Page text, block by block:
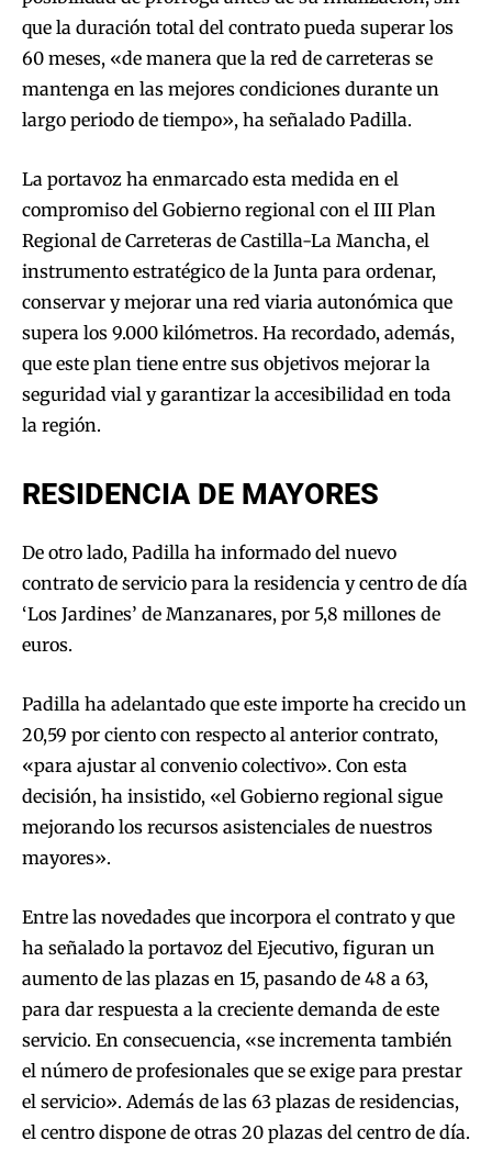
que la duración total del contrato pueda superar los
60 meses, «de manera que la red de carreteras se
mantenga en las mejores condiciones durante un
largo periodo de tiempo», ha señalado Padilla.
La portavoz ha enmarcado esta medida en el
compromiso del Gobierno regional con el III Plan
Regional de Carreteras de Castilla-La Mancha, el
instrumento estratégico de la Junta para ordenar,
conservar y mejorar una red viaria autonómica que
supera los 9.000 kilómetros. Ha recordado, además,
que este plan tiene entre sus objetivos mejorar la
seguridad vial y garantizar la accesibilidad en toda
la región.
RESIDENCIA DE MAYORES
De otro lado, Padilla ha informado del nuevo
contrato de servicio para la residencia y centro de día
‘Los Jardines’ de Manzanares, por 5,8 millones de
euros.
Padilla ha adelantado que este importe ha crecido un
20,59 por ciento con respecto al anterior contrato,
«para ajustar al convenio colectivo». Con esta
decisión, ha insistido, «el Gobierno regional sigue
mejorando los recursos asistenciales de nuestros
mayores».
Entre las novedades que incorpora el contrato y que
ha señalado la portavoz del Ejecutivo, figuran un
aumento de las plazas en 15, pasando de 48 a 63,
para dar respuesta a la creciente demanda de este
servicio. En consecuencia, «se incrementa también
el número de profesionales que se exige para prestar
el servicio». Además de las 63 plazas de residencias,
el centro dispone de otras 20 plazas del centro de día.